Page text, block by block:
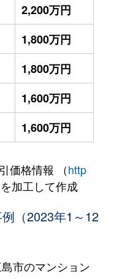
2,200万円
1,800万円
1,800万円
1,600万円
1,600万円
価格情報 （http
加工して作成
（2023年1～12
市のマンション